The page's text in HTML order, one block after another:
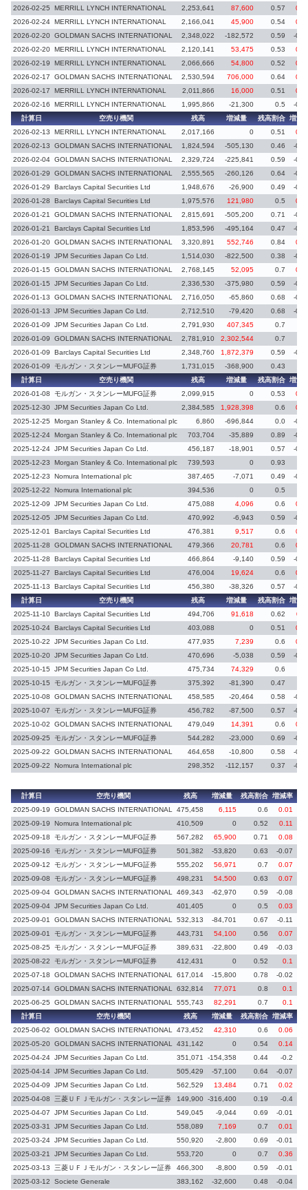
2026-02-25 MERRILL LYNCH INTERNATIONAL 2,253,641 87,600 0.57
2026-02-24 MERRILL LYNCH INTERNATIONAL 2,166,041 45,900 0.54
2026-02-20 GOLDMAN SACHS INTERNATIONAL 2,348,022 -182,572 0.59
-
2026-02-20 MERRILL LYNCH INTERNATIONAL 2,120,141 53,475 0.53
2026-02-19
MERRILL LYNCH INTERNATIONAL 2,066,666 54,800 0.52
2026-02-17
GOLDMAN SACHS INTERNATIONAL 2,530,594 706,000 0.64
2026-02-17
MERRILL LYNCH INTERNATIONAL 2,011,866 16,000 0.51
2026-02-16
MERRILL LYNCH INTERNATIONAL 1,995,866 -21,300 0.5
-
計算日
空売り機関 残高 増減量 残高割合 増減
2026-02-13
MERRILL LYNCH INTERNATIONAL 2,017,166 0 0.51
2026-02-13
GOLDMAN SACHS INTERNATIONAL 1,824,594 -505,130 0.46
-
2026-02-04 GOLDMAN SACHS INTERNATIONAL 2,329,724 -225,841 0.59
-
2026-01-29
GOLDMAN SACHS INTERNATIONAL 2,555,565 -260,126 0.64
-
2026-01-29
Barclays Capital Securities Ltd 1,948,676 -26,900 0.49
-
2026-01-28
Barclays Capital Securities Ltd 1,975,576 121,980 0.5
2026-01-21
GOLDMAN SACHS INTERNATIONAL 2,815,691 -505,200 0.71
-
2026-01-21
Barclays Capital Securities Ltd 1,853,596 -495,164 0.47
-
2026-01-20 GOLDMAN SACHS INTERNATIONAL 3,320,891 552,746 0.84
2026-01-19
JPM Securities Japan Co Ltd. 1,514,030 -822,500 0.38
-
2026-01-15
GOLDMAN SACHS INTERNATIONAL 2,768,145 52,095 0.7
2026-01-15
JPM Securities Japan Co Ltd. 2,336,530 -375,980 0.59
-
2026-01-13
GOLDMAN SACHS INTERNATIONAL 2,716,050 -65,860 0.68
-
2026-01-13
JPM Securities Japan Co Ltd. 2,712,510 -79,420 0.68
-
2026-01-09
JPM Securities Japan Co Ltd. 2,791,930 407,345 0.7
2026-01-09
GOLDMAN SACHS INTERNATIONAL 2,781,910 2,302,544 0.7
2026-01-09
Barclays Capital Securities Ltd 2,348,760 1,872,379 0.59
-
2026-01-09
モルガン・スタンレーMUFG証券 1,731,015 -368,900 0.43
計算日
空売り機関 残高 増減量 残高割合 増減
2026-01-08
モルガン・スタンレーMUFG証券 2,099,915 0 0.53
2025-12-30 JPM Securities Japan Co Ltd. 2,384,585 1,928,398 0.6
2025-12-25
Morgan Stanley & Co. International plc 6,860 -696,844 0.0
-
2025-12-24 Morgan Stanley & Co. International plc 703,704 -35,889 0.89
-
2025-12-24 JPM Securities Japan Co Ltd. 456,187 -18,901 0.57
-
2025-12-23
Morgan Stanley & Co. International plc 739,593 0
0.93
2025-12-23
Nomura International plc 387,465 -7,071 0.49
-
2025-12-22
Nomura International plc 394,536 0 0.5
2025-12-09
JPM Securities Japan Co Ltd. 475,088 4,096 0.6
2025-12-05
JPM Securities Japan Co Ltd. 470,992 -6,943 0.59
-
2025-12-01
Barclays Capital Securities Ltd 476,381 9,517 0.6
2025-11-28
GOLDMAN SACHS INTERNATIONAL 479,366 20,781 0.6
2025-11-28
Barclays Capital Securities Ltd 466,864 -9,140 0.59
-
2025-11-27
Barclays Capital Securities Ltd 476,004 19,624 0.6
2025-11-13
Barclays Capital Securities Ltd 456,380 -38,326 0.57
-
計算日
空売り機関 残高 増減量 残高割合 増減
2025-11-10 Barclays Capital Securities Ltd 494,706 91,618 0.62
2025-10-24 Barclays Capital Securities Ltd 403,088 0 0.51
2025-10-22
JPM Securities Japan Co Ltd. 477,935 7,239 0.6
2025-10-20 JPM Securities Japan Co Ltd. 470,696 -5,038 0.59
-
2025-10-15
JPM Securities Japan Co Ltd. 475,734 74,329 0.6
2025-10-15
モルガン・スタンレーMUFG証券 375,392 -81,390 0.47
2025-10-08
GOLDMAN SACHS INTERNATIONAL 458,585 -20,464 0.58
-
2025-10-07
モルガン・スタンレーMUFG証券 456,782 -87,500 0.57
-
2025-10-02
GOLDMAN SACHS INTERNATIONAL 479,049 14,391 0.6
2025-09-25
モルガン・スタンレーMUFG証券 544,282 -23,000 0.69
-
2025-09-22
GOLDMAN SACHS INTERNATIONAL 464,658 -10,800 0.58
-
2025-09-22
Nomura International plc 298,352 -112,157 0.37 -
計算日 空売り機関 残高 増減量 残高割合 増減率
2025-09-19
GOLDMAN SACHS INTERNATIONAL 475,458 6,115 0.6
0.01
2025-09-19
Nomura International plc 410,509 0 0.52 0.11
2025-09-18 モルガン・スタンレーMUFG証券 567,282 65,900 0.71
0.08
2025-09-16
モルガン・スタンレーMUFG証券 501,382 -53,820 0.63
-0.07
2025-09-12
モルガン・スタンレーMUFG証券 555,202 56,971 0.7
0.07
2025-09-08
モルガン・スタンレーMUFG証券 498,231 54,500 0.63
0.07
2025-09-04 GOLDMAN SACHS INTERNATIONAL 469,343 -62,970 0.59
-0.08
2025-09-04 JPM Securities Japan Co Ltd. 401,405 0 0.5 0.03
2025-09-01 GOLDMAN SACHS INTERNATIONAL 532,313 -84,701 0.67
-0.11
2025-09-01
モルガン・スタンレーMUFG証券 443,731 54,100 0.56 0.07
2025-08-25 モルガン・スタンレーMUFG証券 389,631 -22,800 0.49 -0.03
2025-08-22 モルガン・スタンレーMUFG証券 412,431 0 0.52 0.1
2025-07-18 GOLDMAN SACHS INTERNATIONAL 617,014 -15,800 0.78
-0.02
2025-07-14 GOLDMAN SACHS INTERNATIONAL 632,814 77,071 0.8
0.1
2025-06-25
GOLDMAN SACHS INTERNATIONAL 555,743 82,291 0.7
0.1
計算日
空売り機関 残高 増減量 残高割合 増減率
2025-06-02
GOLDMAN SACHS INTERNATIONAL 473,452 42,310 0.6
0.06
2025-05-20 GOLDMAN SACHS INTERNATIONAL 431,142 0 0.54 0.14
2025-04-24 JPM Securities Japan Co Ltd. 351,071 -154,358 0.44 -0.2
2025-04-14 JPM Securities Japan Co Ltd. 505,429 -57,100 0.64
-0.07
2025-04-09
JPM Securities Japan Co Ltd. 562,529 13,484 0.71
0.02
2025-04-08
三菱ＵＦＪモルガン・スタンレー証券 149,900 -316,400 0.19 -0.4
2025-04-07 JPM Securities Japan Co Ltd. 549,045 -9,044 0.69
-0.01
2025-03-31
JPM Securities Japan Co Ltd. 558,089 7,169 0.7
0.01
2025-03-24 JPM Securities Japan Co Ltd. 550,920 -2,800 0.69
-0.01
2025-03-21
JPM Securities Japan Co Ltd. 553,720 0 0.7 0.36
2025-03-13 三菱ＵＦＪモルガン・スタンレー証券 466,300 -8,800 0.59
-0.01
2025-03-12
Societe Generale 383,162 -32,600 0.48 -0.04